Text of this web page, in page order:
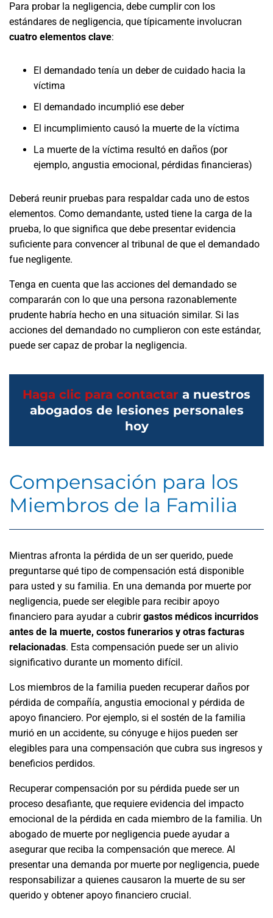
Para probar la negligencia, debe cumplir con los
estándares de negligencia, que típicamente involucran
cuatro elementos clave:
El demandado tenía un deber de cuidado hacia la
víctima
El demandado incumplió ese deber
El incumplimiento causó la muerte de la víctima
La muerte de la víctima resultó en daños (por
ejemplo, angustia emocional, pérdidas financieras)
Deberá reunir pruebas para respaldar cada uno de estos
elementos. Como demandante, usted tiene la carga de la
prueba, lo que significa que debe presentar evidencia
suficiente para convencer al tribunal de que el demandado
fue negligente.
Tenga en cuenta que las acciones del demandado se
compararán con lo que una persona razonablemente
prudente habría hecho en una situación similar. Si las
acciones del demandado no cumplieron con este estándar,
puede ser capaz de probar la negligencia.
Haga clic para contactar a nuestros
abogados de lesiones personales
hoy
Compensación para los
Miembros de la Familia
Mientras afronta la pérdida de un ser querido, puede
preguntarse qué tipo de compensación está disponible
para usted y su familia. En una demanda por muerte por
negligencia, puede ser elegible para recibir apoyo
financiero para ayudar a cubrirgastos médicos incurridos
antes de la muerte, costos funerarios y otras facturas
relacionadas. Esta compensación puede ser un alivio
significativo durante un momento difícil.
Los miembros de la familia pueden recuperar daños por
pérdida de compañía, angustia emocional y pérdida de
apoyo financiero. Por ejemplo, si el sostén de la familia
murió en un accidente, su cónyuge e hijos pueden ser
elegibles para una compensación que cubra sus ingresos y
beneficios perdidos.
Recuperar compensación por su pérdida puede ser un
proceso desafiante, que requiere evidencia del impacto
emocional de la pérdida en cada miembro de la familia. Un
abogado de muerte por negligencia puede ayudar a
asegurar que reciba la compensación que merece. Al
presentar una demanda por muerte por negligencia, puede
responsabilizar a quienes causaron la muerte de su ser
querido y obtener apoyo financiero crucial.